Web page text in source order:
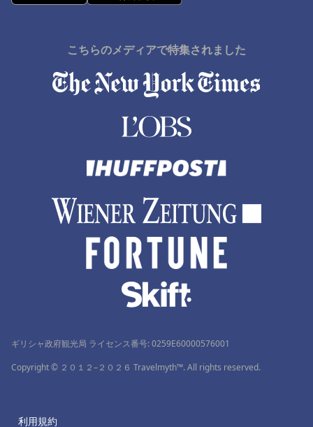
こちらのメディアで特集されました
ギリシャ政府観光局 ライセンス番号: 0259Ε60000576001
Copyright © ２０１２–２０２６ Travelmyth™. All rights reserved.
利用規約